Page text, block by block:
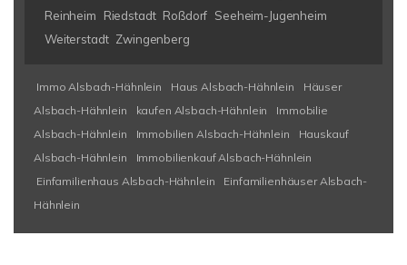
Reinheim
Riedstadt Roßdorf Seeheim-Jugenheim
Weiterstadt Zwingenberg
Immo Alsbach-Hähnlein Haus Alsbach-Hähnlein
Häuser
Alsbach-Hähnlein
kaufen Alsbach-Hähnlein
Immobilie
Alsbach-Hähnlein
Immobilien Alsbach-Hähnlein
Hauskauf
Alsbach-Hähnlein
Immobilienkauf Alsbach-Hähnlein
Einfamilienhaus Alsbach-Hähnlein
Einfamilienhäuser Alsbach-
Hähnlein